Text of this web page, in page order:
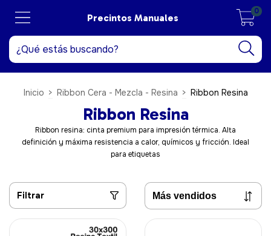
Precintos Manuales
0
Inicio > Ribbon Cera - Mezcla - Resina > Ribbon Resina
Ribbon Resina
Ribbon resina: cinta premium para impresión térmica. Alta
definición y máxima resistencia a calor, químicos y fricción. Ideal
para etiquetas
Filtrar